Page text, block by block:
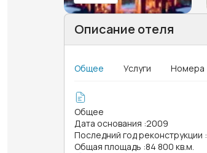
Описание отеля
Общее Услуги Номера
Общее
Дата основания :2009
Последний год реконструкции :
Общая площадь :84 800 кв.м.